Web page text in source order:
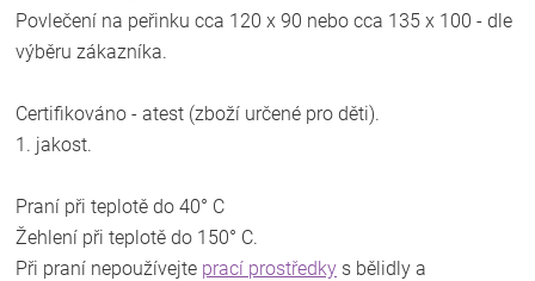
Povlečení na peřinku cca 120 x 90 nebo cca 135 x 100 - dle
výběru zákazníka.
Certifikováno - atest (zboží určené pro děti).
1. jakost.
Praní při teplotě do 40° C
Žehlení při teplotě do 150° C.
Při praní nepoužívejte prací prostředky s bělidly a